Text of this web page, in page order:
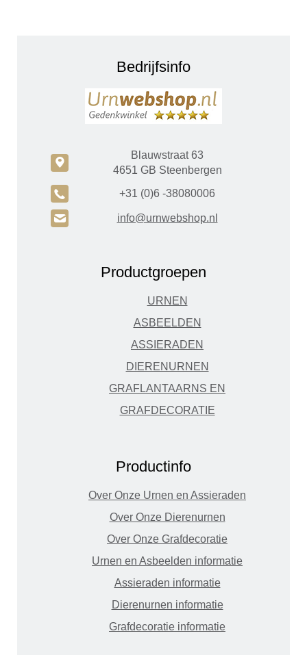
Bedrijfsinfo
c
Blauwstraat 63
4651 GB Steenbergen
A +31 (0)6 -38080006
H info@urnwebshop.nl
Productgroepen
URNEN
ASBEELDEN
ASSIERADEN
DIERENURNEN
GRAFLANTAARNS EN
GRAFDECORATIE
Productinfo
Over Onze Urnen en Assieraden
Over Onze Dierenurnen
Over Onze Grafdecoratie
Urnen en Asbeelden informatie
Assieraden informatie
Dierenurnen informatie
Grafdecoratie informatie